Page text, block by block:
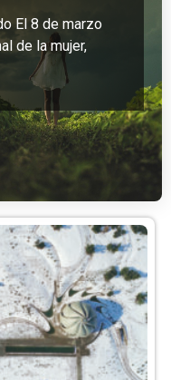
El 8 de marzo
de la mujer,